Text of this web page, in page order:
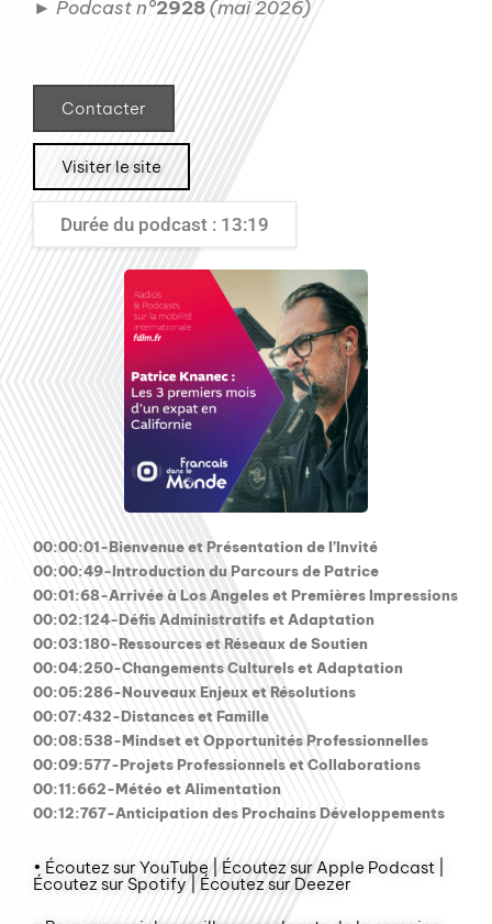
► Podcast n°2928(mai 2026)
Contacter
Visiter le site
Durée du podcast : 13:19
00:00:01-Bienvenue et Présentation de l’Invité
00:00:49-Introduction du Parcours de Patrice
00:01:68-Arrivée à Los Angeles et Premières Impressions
00:02:124-Défis Administratifs et Adaptation
00:03:180-Ressources et Réseaux de Soutien
00:04:250-Changements Culturels et Adaptation
00:05:286-Nouveaux Enjeux et Résolutions
00:07:432-Distances et Famille
00:08:538-Mindset et Opportunités Professionnelles
00:09:577-Projets Professionnels et Collaborations
00:11:662-Météo et Alimentation
00:12:767-Anticipation des Prochains Développements
• Écoutez sur YouTube | Écoutez sur Apple Podcast |
Écoutez sur Spotify | Écoutez sur Deezer